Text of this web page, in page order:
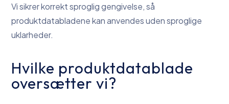
Vi sikrer korrekt sproglig gengivelse, så
produktdatabladene kan anvendes uden sproglige
uklarheder.
Hvilke produktdatablade
oversætter vi?